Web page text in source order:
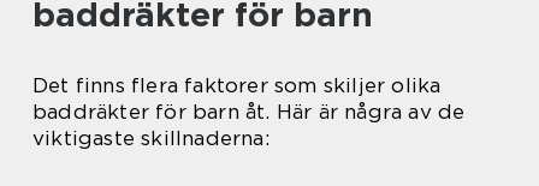
baddräkter för barn
Det finns flera faktorer som skiljer olika
baddräkter för barn åt. Här är några av de
viktigaste skillnaderna: